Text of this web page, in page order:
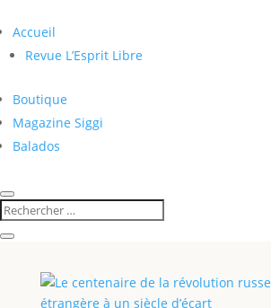
Accueil
Revue L’Esprit Libre
Boutique
Magazine Siggi
Balados